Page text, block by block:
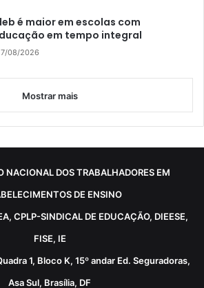
é maior em escolas com
em tempo integral
7/08/2026
Mostrar mais
NACIONAL DOS TRABALHADORES EM
DE ENSINO
CPLP-SINDICAL DE EDUCAÇÃO, DIEESE,
FISE, IE
1, Bloco K, 15º andar Ed. Seguradoras,
Asa Sul, Brasília, DF